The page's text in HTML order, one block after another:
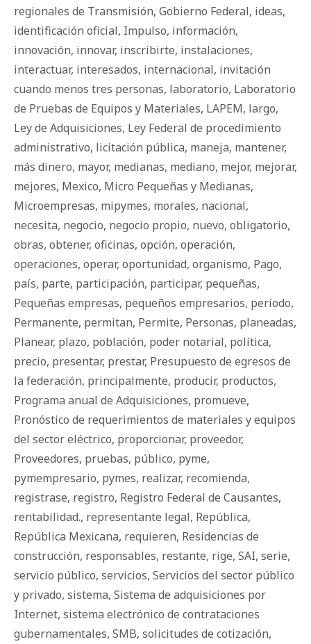
regionales de Transmisión, Gobierno Federal, ideas,
identificación oficial, Impulso, información,
innovación, innovar, inscribirte, instalaciones,
interactuar, interesados, internacional, invitación
cuando menos tres personas, laboratorio, Laboratorio
de Pruebas de Equipos y Materiales, LAPEM, largo,
Ley de Adquisiciones, Ley Federal de procedimiento
administrativo, licitación pública, maneja, mantener,
más dinero, mayor, medianas, mediano, mejor, mejorar,
mejores, Mexico, Micro Pequeñas y Medianas,
Microempresas, mipymes, morales, nacional,
necesita, negocio, negocio propio, nuevo, obligatorio,
obras, obtener, oficinas, opción, operación,
operaciones, operar, oportunidad, organismo, Pago,
país, parte, participación, participar, pequeñas,
Pequeñas empresas, pequeños empresarios, período,
Permanente, permitan, Permite, Personas, planeadas,
Planear, plazo, población, poder notarial, política,
precio, presentar, prestar, Presupuesto de egresos de
la federación, principalmente, producir, productos,
Programa anual de Adquisiciones, promueve,
Pronóstico de requerimientos de materiales y equipos
del sector eléctrico, proporcionar, proveedor,
Proveedores, pruebas, público, pyme,
pymempresario, pymes, realizar, recomienda,
registrase, registro, Registro Federal de Causantes,
rentabilidad., representante legal, República,
República Mexicana, requieren, Residencias de
construcción, responsables, restante, rige, SAI, serie,
servicio público, servicios, Servicios del sector público
y privado, sistema, Sistema de adquisiciones por
Internet, sistema electrónico de contrataciones
gubernamentales, SMB, solicitudes de cotización,